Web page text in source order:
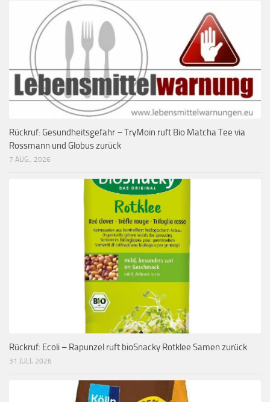
Rückruf: Gesundheitsgefahr – TryMoin ruft Bio Matcha Tee via
Rossmann und Globus zurück
7 AUG., 2026
Rückruf: Ecoli – Rapunzel ruft bioSnacky Rotklee Samen zurück
31 JULI, 2026